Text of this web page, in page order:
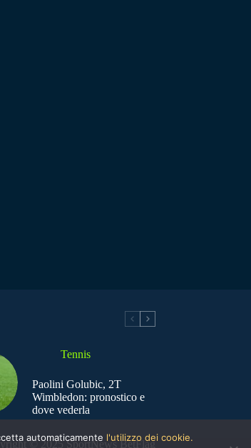
Tennis
Paolini Golubic, 2T
Wimbledon: pronostico e
dove vederla
© 2025 SportNews BetFlag
automaticamente l'utilizzo dei cookie.